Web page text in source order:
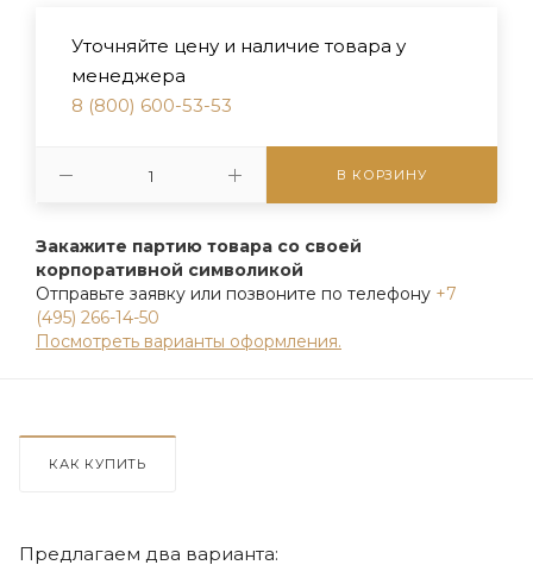
Уточняйте цену и наличие товара у
менеджера
8 (800) 600-53-53
В КОРЗИНУ
Закажите партию товара со своей
корпоративной символикой
Отправьте заявку или позвоните по телефону +7
(495) 266-14-50
Посмотреть варианты оформления.
КАК КУПИТЬ
Предлагаем два варианта: